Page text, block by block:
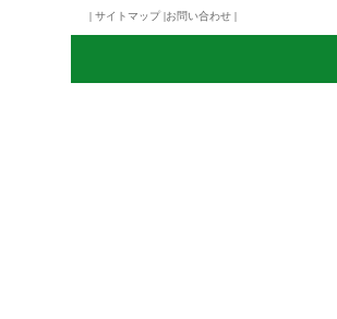
| サイトマップ|お問い合わせ |